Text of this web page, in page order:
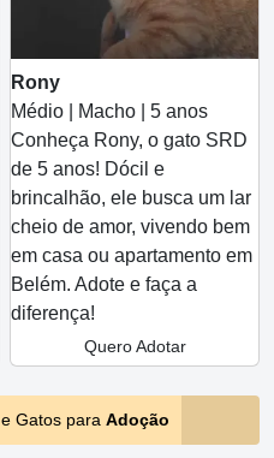
Rony
Médio | Macho | 5 anos
Conheça Rony, o gato SRD
de 5 anos! Dócil e
brincalhão, ele busca um lar
cheio de amor, vivendo bem
em casa ou apartamento em
Belém. Adote e faça a
diferença!
Quero Adotar
Gatos para Adoção